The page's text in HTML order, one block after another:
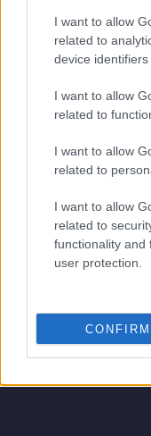
I want to allow
related to
device identifiers
I want to allow
related to
I want to allow
related to
I want to allow
related to
functionality and
user protection.
CONFIRM
riconoscere le
Star Wars: The
Il Cast di
Collezionismo
Unici per
Il tuo universo geek,